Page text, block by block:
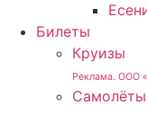
Билеты
Круизы
Реклама. ООО
Самолёты